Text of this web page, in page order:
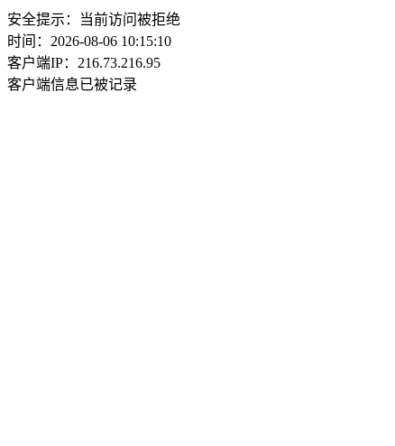
安全提示：当前访问被拒绝
时间：2026-08-06 10:15:10
客户端IP：216.73.216.95
客户端信息已被记录